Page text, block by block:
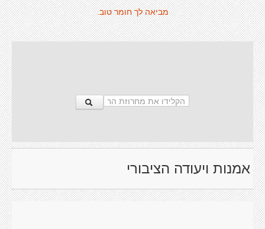
מביאה לך חומר טוב.
אמנות ויעודה הציבורי